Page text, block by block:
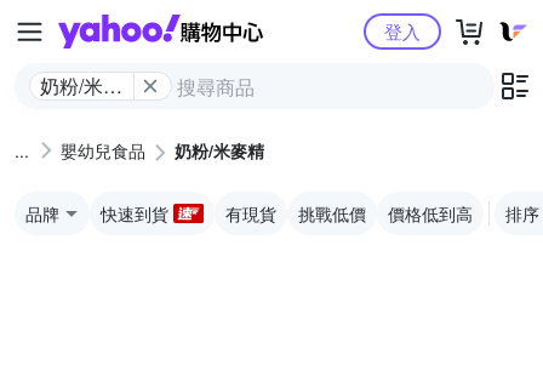
Yahoo購物中心
奶粉/米麥
登入
嬰幼兒食品 奶粉/米麥精
品牌 快速到貨 有現貨 挑戰低價 價格低到高 排序